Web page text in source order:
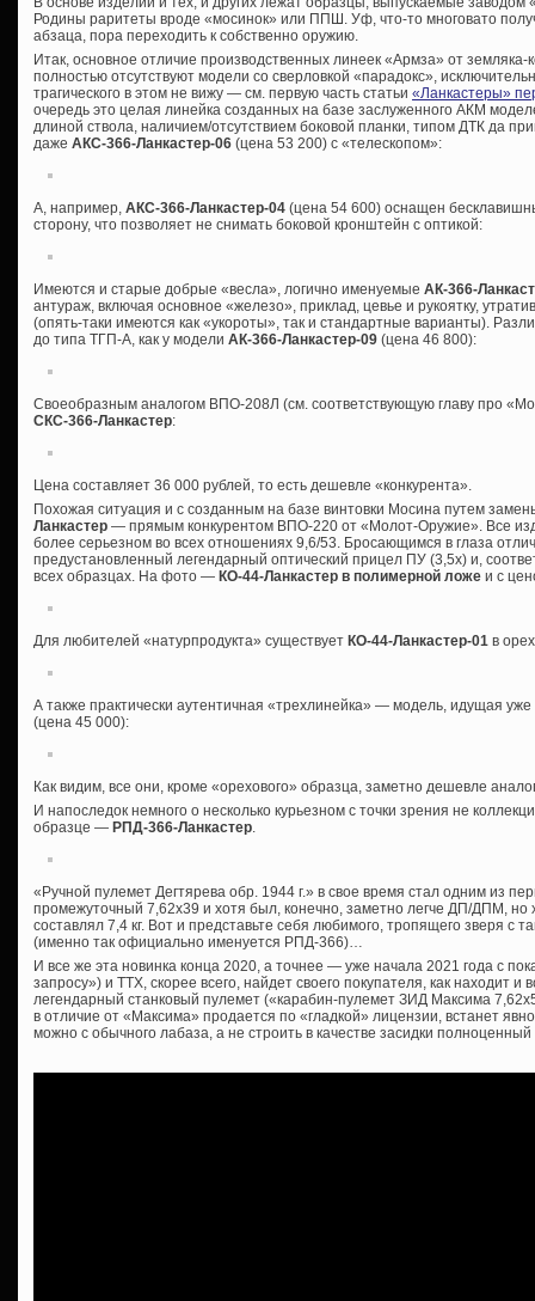
Родины раритеты вроде «мосинок» или ППШ. Уф, что-то многовато
абзаца, пора переходить к собственно оружию.
Итак, основное отличие производственных линеек «Армза» от земляка-
полностью отсутствуют модели со сверловкой «парадокс»,
трагического в этом не вижу — см. первую часть статьи «Ланкастеры»
очередь это целая линейка созданных на базе заслуженного АКМ
длиной ствола, наличием/отсутствием боковой планки, типом ДТК да
даже АКС-366-Ланкастер-06 (цена 53 200) с «телескопом»:
А, например, АКС-366-Ланкастер-04 (цена 54 600) оснащен
сторону, что позволяет не снимать боковой кронштейн с оптикой:
Имеются и старые добрые «весла», логично именуемые АК-366-
антураж, включая основное «железо», приклад, цевье и рукоятку,
(опять-таки имеются как «укороты», так и стандартные варианты).
до типа ТГП-А, как у модели АК-366-Ланкастер-09 (цена 46 800):
Своеобразным аналогом ВПО-208Л (см. соответствующую главу про
СКС-366-Ланкастер:
Цена составляет 36 000 рублей, то есть дешевле «конкурента».
Похожая ситуация и с созданным на базе винтовки Мосина путем
Ланкастер — прямым конкурентом ВПО-220 от «Молот-Оружие». Все
более серьезном во всех отношениях 9,6/53. Бросающимся в глаза
предустановленный легендарный оптический прицел ПУ (3,5х) и,
всех образцах. На фото — КО-44-Ланкастер в полимерной ложе и с
Для любителей «натурпродукта» существует КО-44-Ланкастер-01 в
А также практически аутентичная «трехлинейка» — модель, идущая
(цена 45 000):
Как видим, все они, кроме «орехового» образца, заметно дешевле
И напоследок немного о несколько курьезном с точки зрения не
образце — РПД-366-Ланкастер.
«Ручной пулемет Дегтярева обр. 1944 г.» в свое время стал одним из
промежуточный 7,62х39 и хотя был, конечно, заметно легче ДП/ДПМ, но
составлял 7,4 кг. Вот и представьте себя любимого, тропящего зверя с
(именно так официально именуется РПД-366)…
И все же эта новинка конца 2020, а точнее — уже начала 2021 года с
запросу») и ТТХ, скорее всего, найдет своего покупателя, как находит
легендарный станковый пулемет («карабин-пулемет ЗИД Максима
в отличие от «Максима» продается по «гладкой» лицензии, встанет
можно с обычного лабаза, а не строить в качестве засидки